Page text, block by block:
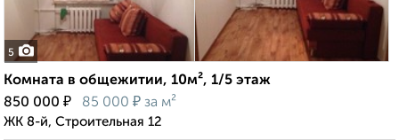
5
Комната в общежитии, 10м², 1/5 этаж
850 000 ₽ 85 000 ₽ за м²
ЖК 8-й, Строительная 12